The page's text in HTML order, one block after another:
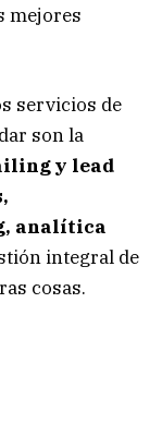
mejores
servicios de
son la
y lead
analítica
integral de
cosas.